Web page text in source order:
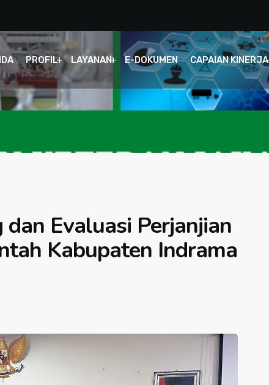
PROFIL LAYANAN E-DOKUMEN CAPAIAN KINERJA
Evaluasi Perjanjian
Kabupaten Indrama